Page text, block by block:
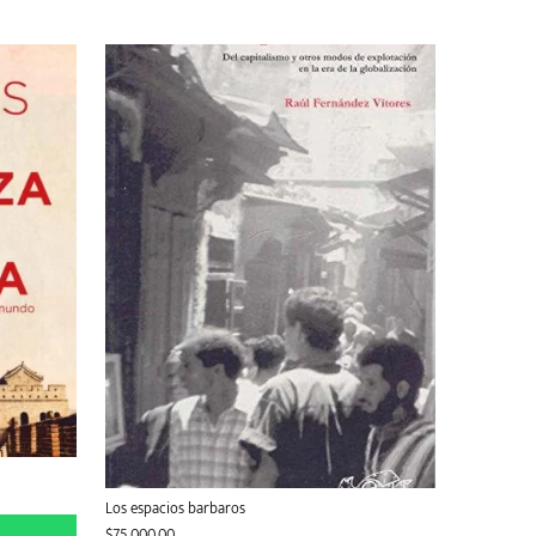
Los espacios barbaros